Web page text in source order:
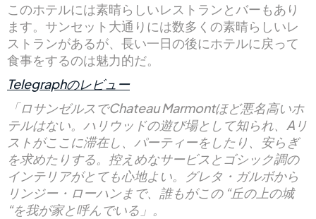
このホテルには素晴らしいレストランとバーもあり
ます。サンセット大通りには数多くの素晴らしいレ
ストランがあるが、長い一日の後にホテルに戻って
食事をするのは魅力的だ。
Telegraphのレビュー
「ロサンゼルスでChateau Marmontほど悪名高いホ
テルはない。ハリウッドの遊び場として知られ、Aリ
ストがここに滞在し、パーティーをしたり、安らぎ
を求めたりする。控えめなサービスとゴシック調の
インテリアがとても心地よい。グレタ・ガルボから
リンジー・ローハンまで、誰もがこの “丘の上の城
“を我が家と呼んでいる」。